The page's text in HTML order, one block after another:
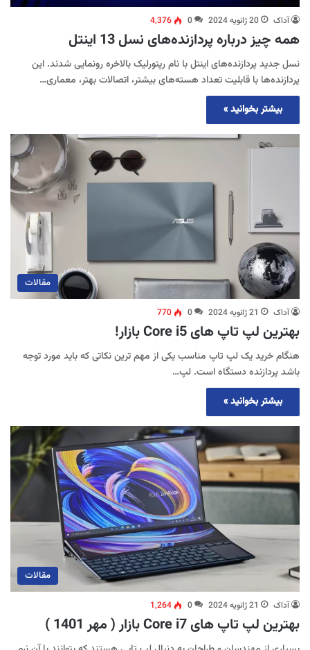
آداک 20 ژانویه 2024 0
4,376
همه چیز درباره پردازنده‌های نسل 13 اینتل
نسل جدید پردازنده‌های اینتل با نام رپتورلیک بالاخره رونمایی شدند. این
پردازنده‌ها با قابلیت تعداد هسته‌های بیشتر، اتصالات بهتر، معماری…
بیشتر بخوانید »
مقالات
آداک 21 ژانویه 2024 0
770
بهترین لپ تاپ های Core i5 بازار!
هنگام خرید یک لپ تاپ مناسب یکی از مهم ترین نکاتی که باید مورد توجه
باشد پردازنده دستگاه است. لپ…
بیشتر بخوانید »
مقالات
آداک 21 ژانویه 2024 0
1,264
بهترین لپ تاپ های Core i7 بازار ( مهر 1401 )